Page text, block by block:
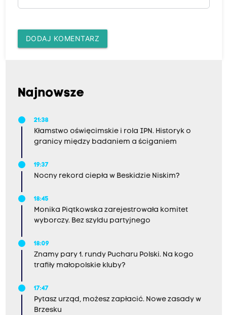
DODAJ KOMENTARZ
Najnowsze
21:38
Kłamstwo oświęcimskie i rola IPN. Historyk o
granicy między badaniem a ściganiem
19:37
Nocny rekord ciepła w Beskidzie Niskim?
18:45
Monika Piątkowska zarejestrowała komitet
wyborczy. Bez szyldu partyjnego
18:09
Znamy pary 1. rundy Pucharu Polski. Na kogo
trafiły małopolskie kluby?
17:47
Pytasz urząd, możesz zapłacić. Nowe zasady w
Brzesku